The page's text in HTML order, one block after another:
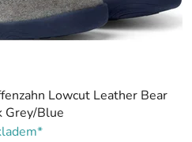
Lowcut Leather Bear
Grey/Blue